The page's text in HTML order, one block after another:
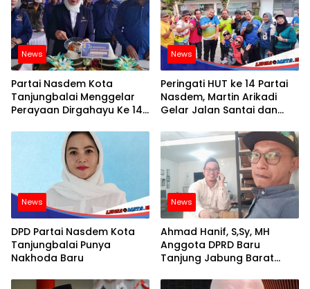
News
Partai Nasdem Kota
Tanjungbalai Menggelar
Perayaan Dirgahayu Ke 14
News
Peringati HUT ke 14 Partai
Nasdem, Martin Arikadi
Gelar Jalan Santai dan
Masyarakat OKU
News
DPD Partai Nasdem Kota
Tanjungbalai Punya
Nakhoda Baru
News
Ahmad Hanif, S,Sy, MH
Anggota DPRD Baru
Tanjung Jabung Barat
Talenta